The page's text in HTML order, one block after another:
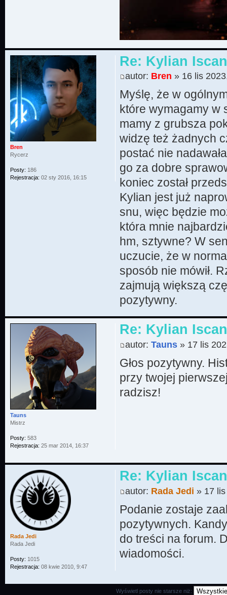
Re: Kylian
autor: Bren » 16 lis
Myślę, że w
które wymagamy w
mamy z grubsza
widzę też żadnych
postać nie
go za dobre
koniec został
Kylian jest już
snu, więc będzie
która mnie
hm, sztywne? W
uczucie, że w
sposób nie mówił.
zajmują większą
pozytywny.
Bren
Rycerz
Posty: 186
Rejestracja: 02 sty 2016, 16:15
Re: Kylian
autor:Tauns » 17 lis
Głos pozytywny.
przy twojej
radzisz!
Tauns
Mistrz
Posty: 583
Rejestracja: 25 mar 2014, 16:37
Re: Kylian
autor: Rada Jedi » 17
Podanie zostaje
pozytywnych.
do treści na forum.
wiadomości.
Rada Jedi
Rada Jedi
Posty: 1015
Rejestracja: 08 kwie 2010, 9:47
Wyświetl posty nie starsze niż: